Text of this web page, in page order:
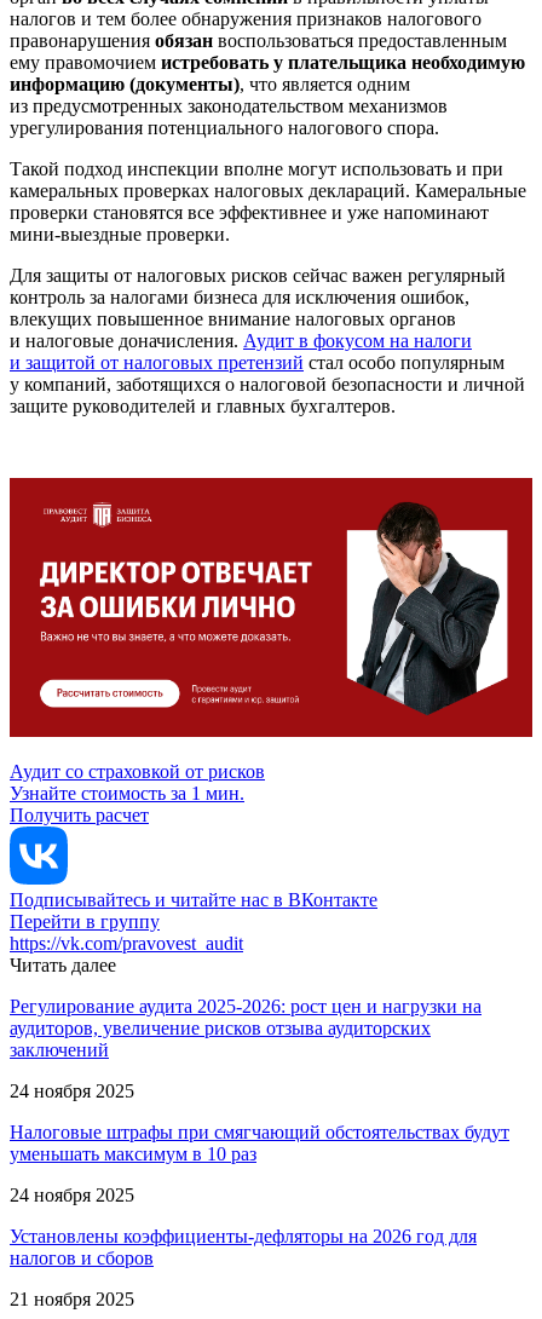
налогов и тем более обнаружения признаков налогового
правонарушения обязан воспользоваться предоставленным
ему правомочием истребовать у плательщика необходимую
информацию (документы), что является одним
из предусмотренных законодательством механизмов
урегулирования потенциального налогового спора.
Такой подход инспекции вполне могут использовать и при
камеральных проверках налоговых деклараций. Камеральные
проверки становятся все эффективнее и уже напоминают
мини-выездные проверки.
Для защиты от налоговых рисков сейчас важен регулярный
контроль за налогами бизнеса для исключения ошибок,
влекущих повышенное внимание налоговых органов
и налоговые доначисления. Аудит в фокусом на налоги
и защитой от налоговых претензий стал особо популярным
у компаний, заботящихся о налоговой безопасности и личной
защите руководителей и главных бухгалтеров.
Аудит со страховкой от рисков
Узнайте стоимость за 1 мин.
Получить расчет
Подписывайтесь и читайте нас в ВКонтакте
Перейти в группу
https://vk.com/pravovest_audit
Читать далее
Регулирование аудита 2025-2026: рост цен и нагрузки на
аудиторов, увеличение рисков отзыва аудиторских
заключений
24 ноября 2025
Налоговые штрафы при смягчающий обстоятельствах будут
уменьшать максимум в 10 раз
24 ноября 2025
Установлены коэффициенты-дефляторы на 2026 год для
налогов и сборов
21 ноября 2025